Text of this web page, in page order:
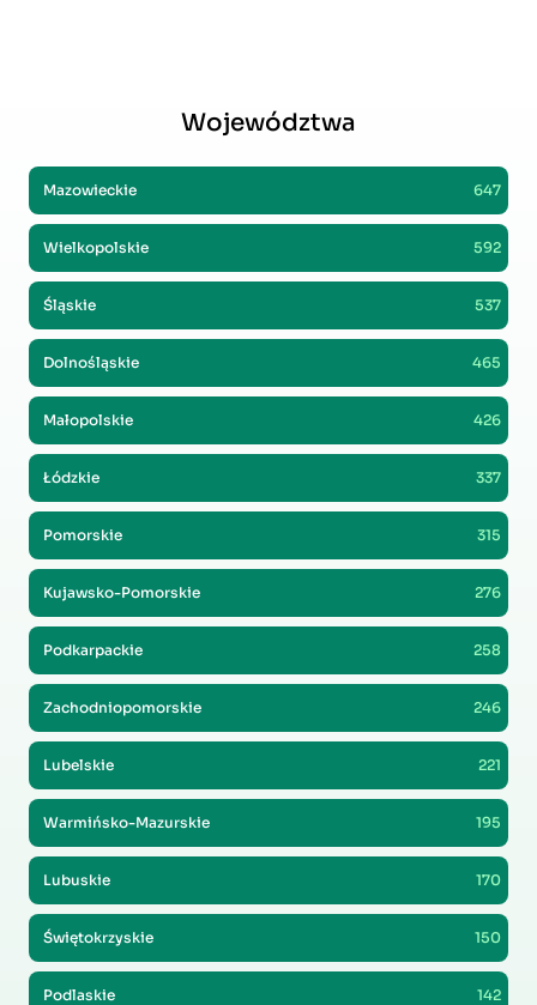
Województwa
Mazowieckie 647
Wielkopolskie 592
Śląskie 537
Dolnośląskie 465
Małopolskie 426
Łódzkie 337
Pomorskie 315
Kujawsko-Pomorskie 276
Podkarpackie 258
Zachodniopomorskie 246
Lubelskie 221
Warmińsko-Mazurskie 195
Lubuskie 170
Świętokrzyskie 150
Podlaskie 142